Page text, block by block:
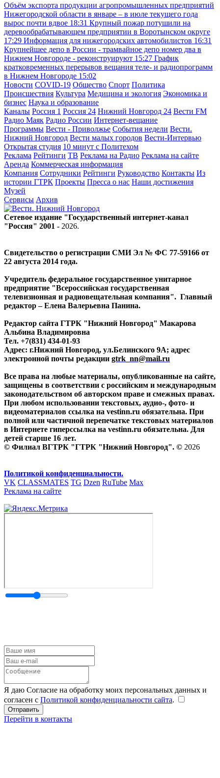
Объём экспорта продукции агропромышленных предприятий
Нижегородской области в январе – в июле текущего года
вырос почти вдвое 18:31 Крупный пожар потушили на
деревообрабатывающем предприятии в Воротынском округе
17:29 Информация для нижегородских автомобилистов 16:31
Крупнейшее депо в России - трамвайное депо номер два в
Нижнем Новгороде - реконструируют 15:27 График
кратковременных перерывов вещания теле- и радиопрограмм
в Нижнем Новгороде 15:02
Новости COVID-19 Общество Спорт Политика
Происшествия Культура Медицина и экология Экономика и
бизнес Наука и образование
Каналы Россия 1 Россия 24 Нижний Новгород 24 Вести FM
Радио Маяк Радио России Интернет-вещание
Программы Вести - Приволжье События недели Вести.
Нижний Новгород Вести малых городов Вести-Интервью
Открытая студия 10 минут с Политехом
Реклама Рейтинги ТВ Реклама на Радио Реклама на сайте
Аренда Коммерческая информация
Компания Сотрудники Рейтинги Руководство Контакты Из
истории ГТРК Проекты Пресса о нас Наши достижения
Музей
Сервисы Архив
Сетевое издание "Государственный интернет-канал
"Россия" 2001 - 2026.
Свидетельство о регистрации СМИ Эл № ФС 77-59166 от
22 августа 2014 года.
Учредитель федеральное государственное унитарное
предприятие "Всероссийская государственная
телевизионная и радиовещательная компания". Главный
редактор – Елена Валерьевна Панина.
Редактор сайта ГТРК "Нижний Новгород" Макарова
Альбина Владимировна
Тел. +7(831) 434-01-93
Адрес: г.Нижний Новгород, ул.Белинского 9А; адрес
электронной почты редакции gtrk_nn@mail.ru
Все права на любые материалы, опубликованные на сайте,
защищены в соответствии с российским и международным
законодательством об авторском праве и смежных правах.
При любом использовании текстовых, аудио-, фото- и
видеоматериалов ссылка на vestinn.ru обязательна. При
полной или частичной перепечатке текстовых материалов
в Интернете гиперссылка на vestinn.ru обязательна. Для
детей старше 16 лет.
© Филиал ВГТРК "ГТРК "Нижний Новгород". © 2026
Политикой конфиденциальности.
VK CLASSMATES TG Dzen RuTube Max
Реклама на сайте
Я даю Согласие на обработку моих персональных данных и
согласен с Политикой конфиденциальности сайта.
Перейти в контакты